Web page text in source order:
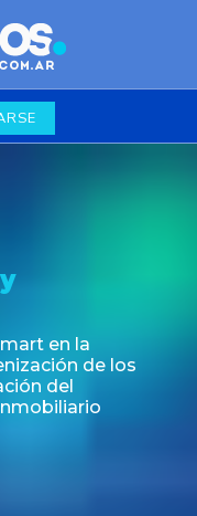
de los libros
Aires